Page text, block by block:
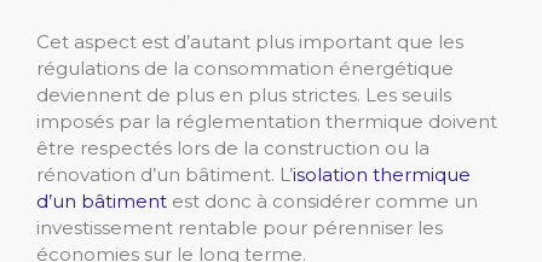
Cet aspect est d’autant plus important que les
régulations de la consommation énergétique
deviennent de plus en plus strictes. Les seuils
imposés par la réglementation thermique doivent
être respectés lors de la construction ou la
rénovation d’un bâtiment. L’isolation thermique
d’un bâtiment est donc à considérer comme un
investissement rentable pour pérenniser les
économies sur le long terme.